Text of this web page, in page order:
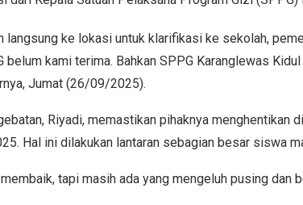
langsung ke lokasi untuk klarifikasi ke sekolah,
belum kami terima. Bahkan SPPG Karanglewas
Jumat (26/09/2025).
Riyadi, memastikan pihaknya menghentikan
Hal ini dilakukan lantaran sebagian besar siswa
tapi masih ada yang mengeluh pusing dan